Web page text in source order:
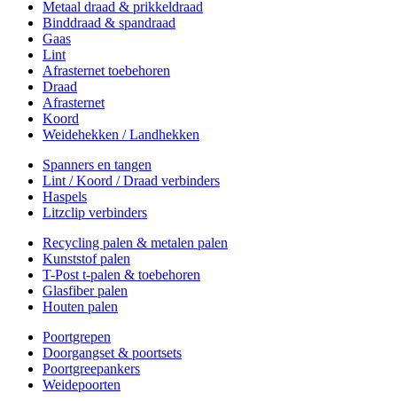
Metaal draad & prikkeldraad
Binddraad & spandraad
Gaas
Lint
Afrasternet toebehoren
Draad
Afrasternet
Koord
Weidehekken / Landhekken
Spanners en tangen
Lint / Koord / Draad verbinders
Haspels
Litzclip verbinders
Recycling palen & metalen palen
Kunststof palen
T-Post t-palen & toebehoren
Glasfiber palen
Houten palen
Poortgrepen
Doorgangset & poortsets
Poortgreepankers
Weidepoorten